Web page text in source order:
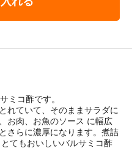
ミコ酢です。
れていて、そのままサラダに
お肉、お魚のソース に幅広
さらに濃厚になります。煮詰
てもおいしいバルサミコ酢